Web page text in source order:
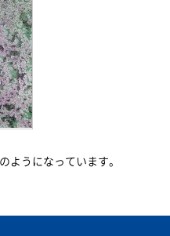
ようになっています。